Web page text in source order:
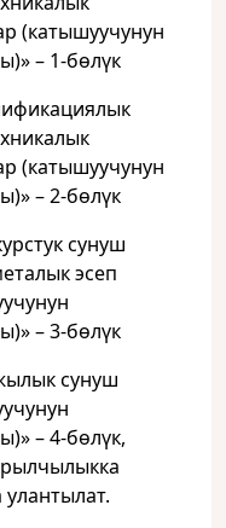
(катышуучунун
– 1-бөлүк
(катышуучунун
– 2-бөлүк
сунуш
эсеп
– 3-бөлүк
сунуш
– 4-бөлүк,